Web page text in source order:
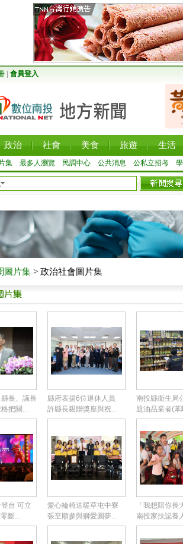
會員登入
政治 社會 美食 旅遊 生活
集 最多人瀏覽 民調中心 公共消息 公私立招考
圖片集 > 政治社會圖片集
縣長、議長
把關...
縣府表揚6位退休人員
許縣長親贈獎座與祝...
南投縣衛生局
題油品業者(苯
台 可立
斷...
愛心輪椅送暖草屯中寮
張至順參與獅愛圓夢...
「我想陪你長
南投家扶認養